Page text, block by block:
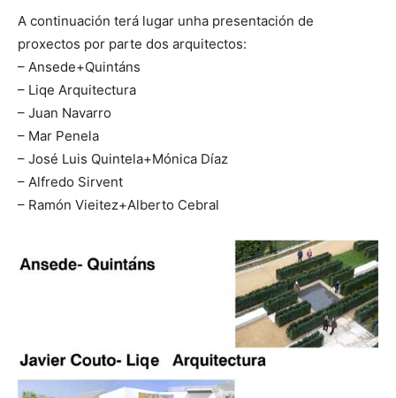
A continuación terá lugar unha presentación de
proxectos por parte dos arquitectos:
– Ansede+Quintáns
– Liqe Arquitectura
– Juan Navarro
– Mar Penela
– José Luis Quintela+Mónica Díaz
– Alfredo Sirvent
– Ramón Vieitez+Alberto Cebral